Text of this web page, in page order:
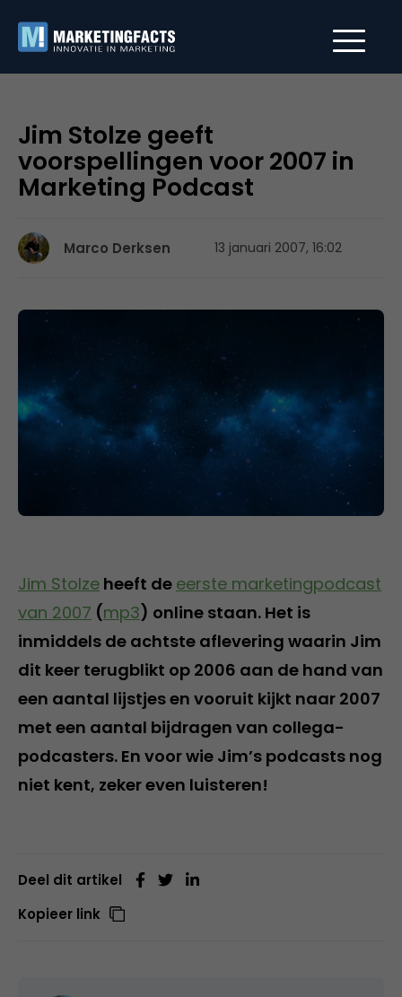
Jim Stolze geeft
voorspellingen voor 2007 in
Marketing Podcast
Marco Derksen 13 januari 2007, 16:02
Jim Stolze heeft de eerste marketingpodcast
van 2007 (mp3) online staan. Het is
inmiddels de achtste aflevering waarin Jim
dit keer terugblikt op 2006 aan de hand van
een aantal lijstjes en vooruit kijkt naar 2007
met een aantal bijdragen van collega-
podcasters. En voor wie Jim’s podcasts nog
niet kent, zeker even luisteren!
Deel dit artikel
Kopieer link